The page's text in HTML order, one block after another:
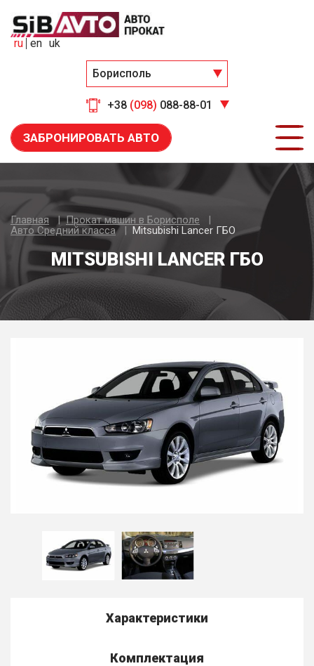
Борисполь
+38 (098) 088-88-01
ru en uk
ЗАБРОНИРОВАТЬ АВТО
Главная
Прокат машин в Борисполе
Авто Средний класса
Mitsubishi Lancer ГБО
MITSUBISHI LANCER ГБО
Характеристики
Комплектация